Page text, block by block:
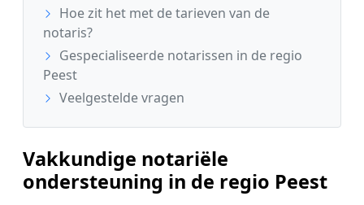
Hoe zit het met de tarieven van de
notaris?
Gespecialiseerde notarissen in de regio
Peest
Veelgestelde vragen
Vakkundige notariële
ondersteuning in de regio Peest